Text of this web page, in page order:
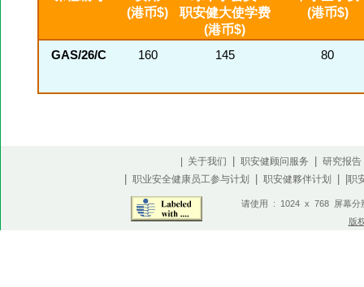
(港币$)
职安健大使学费
(港币$)
(港币$)
GAS/26/C 160 145 80
| 关于我们 职安健顾问服务 研究报告
职业安全健康员工参与计划 职安健夥伴计划 职
请使用 : 1024 x 768 屏幕分
版